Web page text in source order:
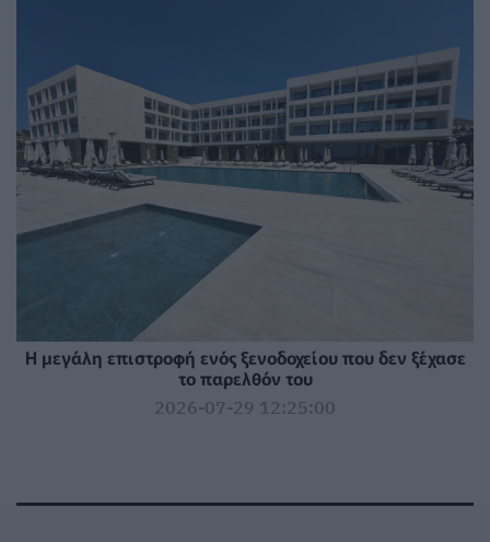
Η μεγάλη επιστροφή ενός ξενοδοχείου που δεν ξέχασε
το παρελθόν του
2026-07-29 12:25:00